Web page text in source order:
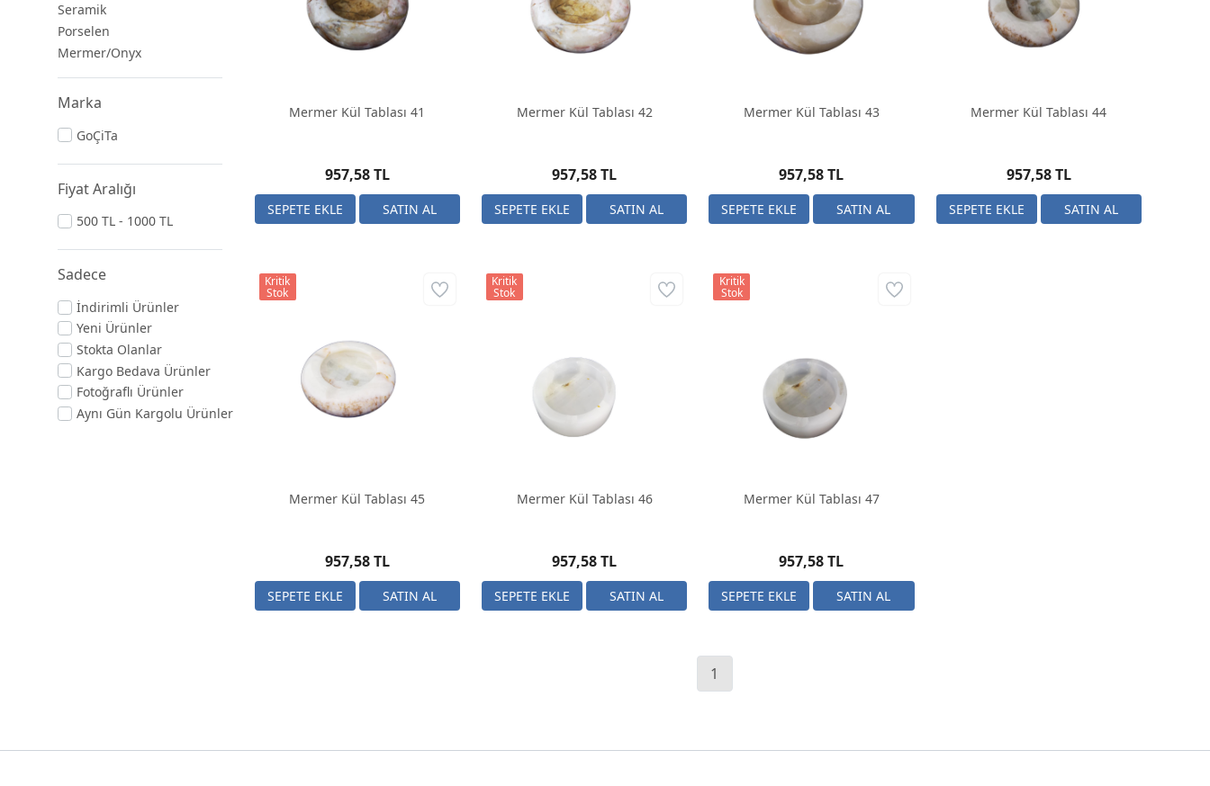
Seramik
Porselen
Mermer/Onyx
Marka
GoÇiTa
Fiyat Aralığı
500 TL - 1000 TL
Sadece
İndirimli Ürünler
Yeni Ürünler
Stokta Olanlar
Kargo Bedava Ürünler
Fotoğraflı Ürünler
Aynı Gün Kargolu Ürünler
Mermer Kül Tablası 41
957,58 TL
Mermer Kül Tablası 42
957,58 TL
Mermer Kül Tablası 43
957,58 TL
Mermer Kül Tablası 44
957,58 TL
Mermer Kül Tablası 45
957,58 TL
Kritik
Stok
Mermer Kül Tablası 46
957,58 TL
Kritik
Stok
Mermer Kül Tablası 47
957,58 TL
Kritik
Stok
1